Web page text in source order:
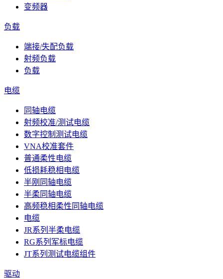
变频器
负载
端接/失配负载
射频负载
负载
电缆
同轴电缆
射频校准/测试电缆
数字控制测试电缆
VNA校准套件
普通柔性电缆
低损耗稳相电缆
半刚同轴电缆
半柔同轴电缆
高频稳相柔性同轴电缆
电缆
JR系列半柔电缆
RG系列军标电缆
JT系列测试电缆组件
驱动